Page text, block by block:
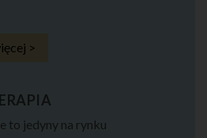
>
to jedyny na rynku